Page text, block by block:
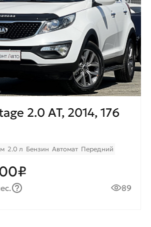
2.0 AT, 2014, 176
2.0 л Бензин Автомат Передний
89